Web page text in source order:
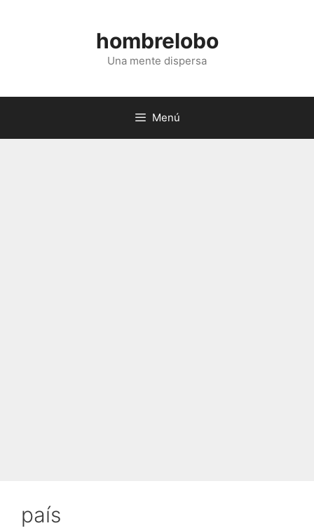
hombrelobo
Una mente dispersa
Menú
país